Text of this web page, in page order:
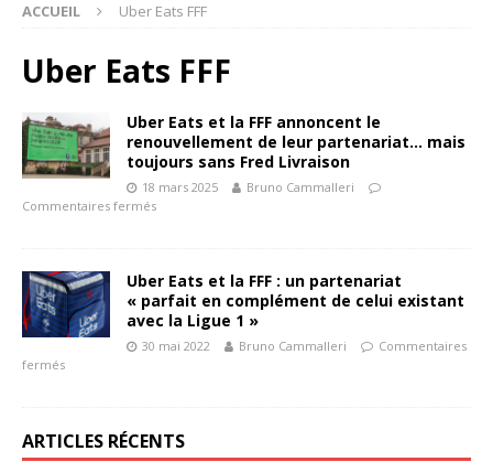
ACCUEIL Uber Eats FFF
Uber Eats FFF
Uber Eats et la FFF annoncent le
renouvellement de leur partenariat… mais
toujours sans Fred Livraison
18 mars 2025
Bruno Cammalleri
Commentaires fermés
Uber Eats et la FFF : un partenariat
« parfait en complément de celui existant
avec la Ligue 1 »
30 mai 2022 Bruno Cammalleri
Commentaires
fermés
ARTICLES RÉCENTS